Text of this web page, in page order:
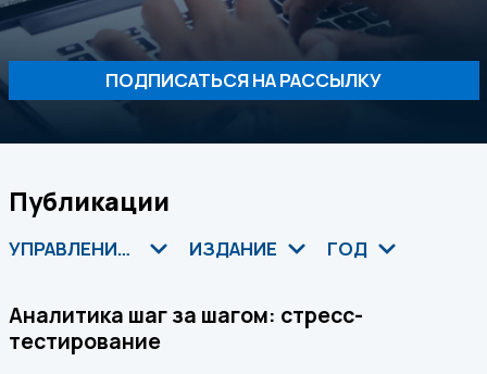
ПОДПИСАТЬСЯ НА РАССЫЛКУ
Публикации
УПРАВЛЕНИЕ РИСКАМИ ИЗДАНИЕ ГОД
Аналитика шаг за шагом: стресс-
тестирование